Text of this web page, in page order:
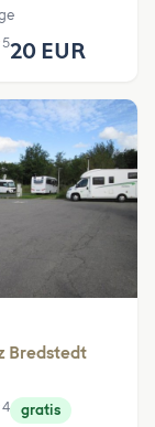
520 EUR
Bredstedt
4 gratis